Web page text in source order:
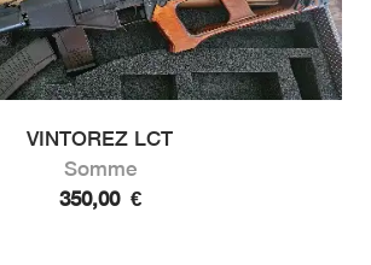
VINTOREZ LCT
Somme
350,00 €